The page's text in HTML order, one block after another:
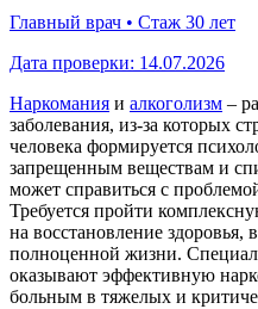
Главный врач • Стаж 30 лет
Дата проверки: 14.07.2026
Наркомания и алкоголизм –
заболевания, из-за которых
человека формируется
запрещенным веществам и
может справиться с
Требуется пройти
на восстановление
полноценной жизни.
оказывают эффективную
больным в тяжелых и